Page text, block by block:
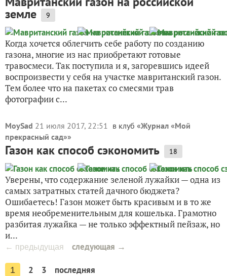
земле 9
Когда хочется облегчить себе работу по созданию
газона, многие из нас приобретают готовые
травосмеси. Так поступила и я, загоревшись идеей
воспроизвести у себя на участке мавританский газон.
Тем более что на пакетах со смесями трав
фотографии с...
MoySad 21 июля 2017, 22:51 в клуб «Журнал «Мой
прекрасный сад»»
Газон как способ сэкономить 18
Уверены, что содержание зеленой лужайки — одна из
самых затратных статей дачного бюджета?
Ошибаетесь! Газон может быть красивым и в то же
время необременительным для кошелька. Грамотно
разбитая лужайка — не только эффектный пейзаж, но
и...
← предыдущая следующая →
1 2 3 последняя